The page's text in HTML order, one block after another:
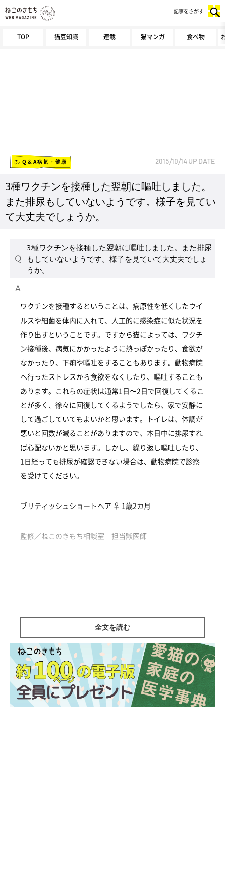
TOP 猫豆知識 連載 猫マンガ 食べ物
記事をさがす
Q＆A病気・健康 2015/10/14 UP DATE
3種ワクチンを接種した翌朝に嘔吐しました。
また排尿もしていないようです。様子を見てい
て大丈夫でしょうか。
3種ワクチンを接種した翌朝に嘔吐しました。また排尿
もしていないようです。様子を見ていて大丈夫でしょ
うか。
ワクチンを接種するということは、病原性を低くしたウイ
ルスや細菌を体内に入れて、人工的に感染症に似た状況を
作り出すということです。ですから猫によっては、ワクチ
ン接種後、病気にかかったように熱っぽかったり、食欲が
なかったり、下痢や嘔吐をすることもあります。動物病院
へ行ったストレスから食欲をなくしたり、嘔吐することも
あります。これらの症状は通常1日〜2日で回復してくるこ
とが多く、徐々に回復してくるようでしたら、家で安静に
して過ごしていてもよいかと思います。トイレは、体調が
悪いと回数が減ることがありますので、本日中に排尿すれ
ば心配ないかと思います。しかし、繰り返し嘔吐したり、
1日経っても排尿が確認できない場合は、動物病院で診察
を受けてください。
ブリティッシュショートヘア|♀|1歳2カ月
監修／ねこのきもち相談室 担当獣医師
全文を読む